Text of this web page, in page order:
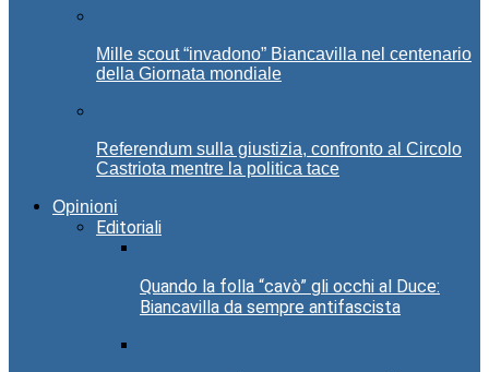
Mille scout “invadono” Biancavilla nel centenario
della Giornata mondiale
Referendum sulla giustizia, confronto al Circolo
Castriota mentre la politica tace
Opinioni
Editoriali
Quando la folla “cavò” gli occhi al Duce:
Biancavilla da sempre antifascista